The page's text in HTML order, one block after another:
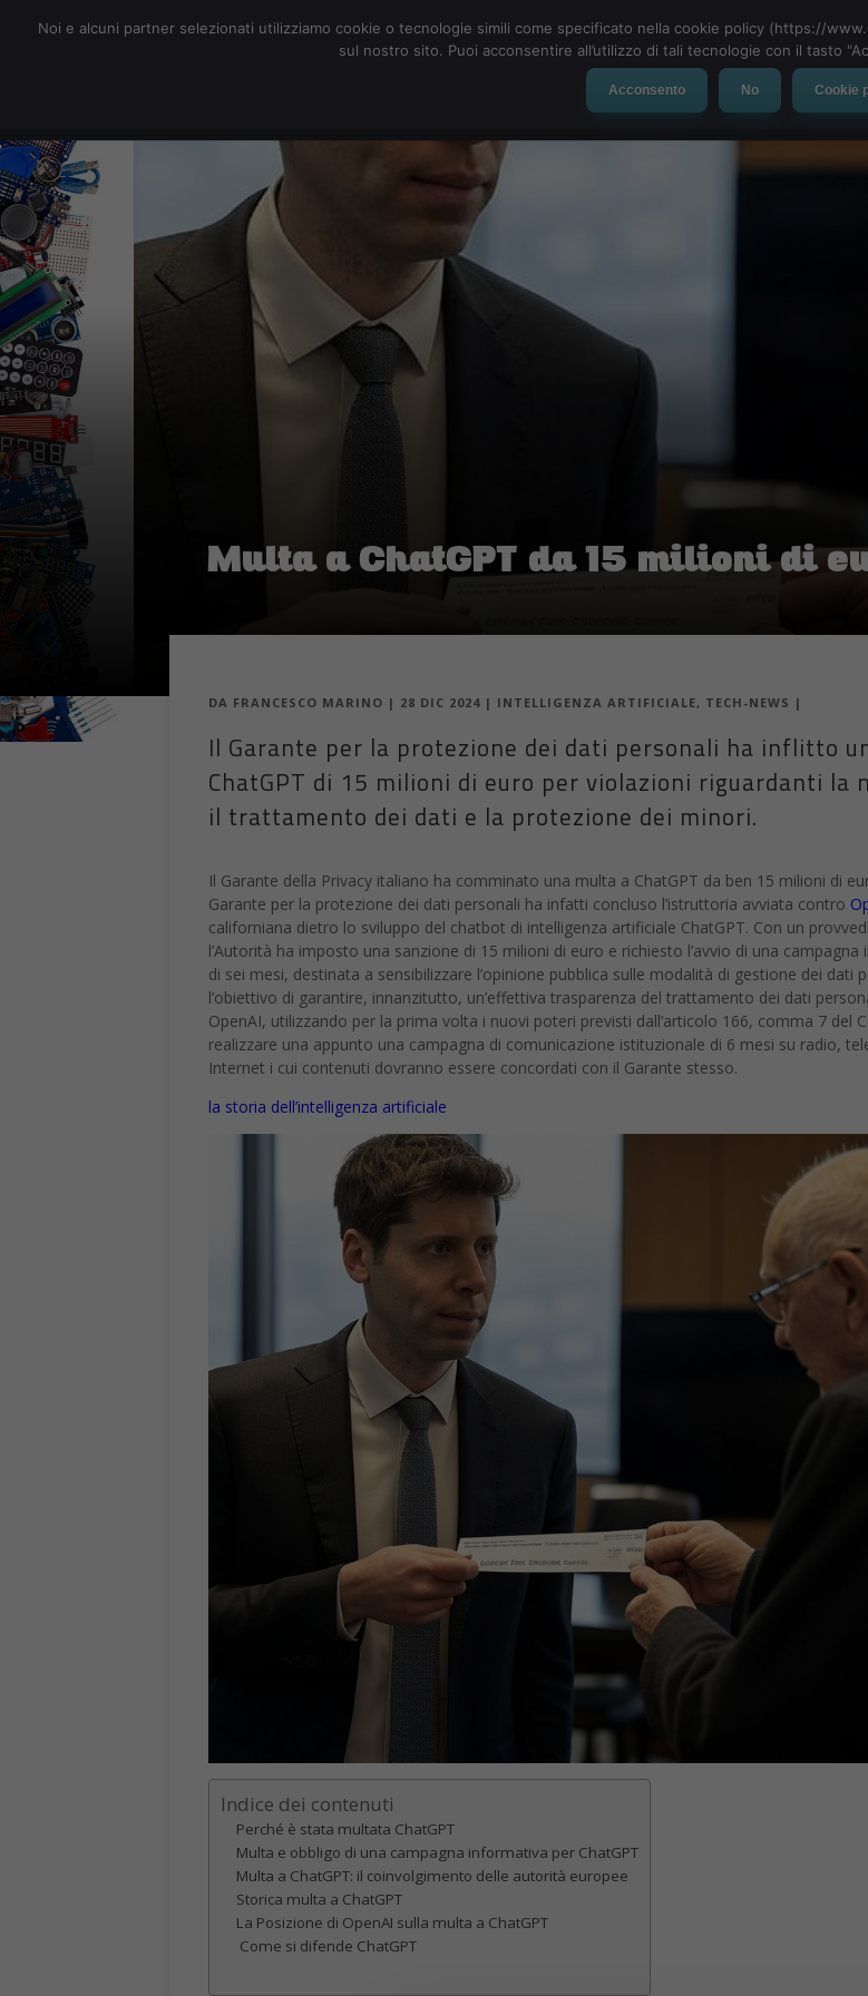
Social Network App
Multa a ChatGPT da 15 milioni di
DA FRANCESCO MARINO | 28 DIC 2024 | INTELLIGENZA ARTIFICIALE, TECH-NEWS |
Il Garante per la protezione dei dati personali ha inflitto
ChatGPT di 15 milioni di euro per violazioni riguardanti la
il trattamento dei dati e la protezione dei minori.
Il Garante della Privacy italiano ha comminato una multa a ChatGPT da ben 15 milioni di
Garante per la protezione dei dati personali ha infatti concluso l’istruttoria avviata contro
californiana dietro lo sviluppo del chatbot di intelligenza artificiale ChatGPT. Con un
l’Autorità ha imposto una sanzione di 15 milioni di euro e richiesto l’avvio di una
di sei mesi, destinata a sensibilizzare l’opinione pubblica sulle modalità di gestione dei dati
l’obiettivo di garantire, innanzitutto, un’effettiva trasparenza del trattamento dei dati
OpenAI, utilizzando per la prima volta i nuovi poteri previsti dall’articolo 166, comma 7 del
realizzare una appunto una campagna di comunicazione istituzionale di 6 mesi su radio,
Internet i cui contenuti dovranno essere concordati con il Garante stesso.
la storia dell’intelligenza artificiale
Indice dei contenuti
Perché è stata multata ChatGPT
Multa e obbligo di una campagna informativa per ChatGPT
Multa a ChatGPT: il coinvolgimento delle autorità europee
Storica multa a ChatGPT
La Posizione di OpenAI sulla multa a ChatGPT
Come si difende ChatGPT
Noi e alcuni partner selezionati utilizziamo cookie o tecnologie simili come specificato nella cookie policy (https://
sul nostro sito. Puoi acconsentire all’utilizzo di tali tecnologie con il tasto
Acconsento No Cookie